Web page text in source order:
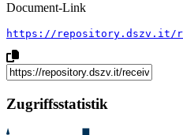
Document-Link
https://repository.dszv.it/
Zugriffsstatistik